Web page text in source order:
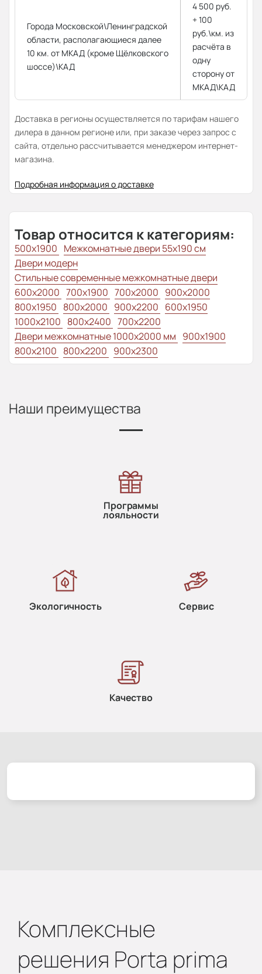
Города Московской\Ленинградской
области, располагающиеся далее
10 км. от МКАД (кроме Щёлковского
шоссе)\КАД
4 500 руб.
+ 100
руб.\км. из
расчёта в
одну
сторону от
МКАД\КАД
Доставка в регионы осуществляется по тарифам нашего
дилера в данном регионе или, при заказе через запрос с
сайта, отдельно рассчитывается менеджером интернет-
магазина.
Подробная информация о доставке
Товар относится к категориям:
500x1900 Межкомнатные двери 55х190 см
Двери модерн
Стильные современные межкомнатные двери
600x2000 700x1900 700x2000 900x2000
800х1950 800x2000 900x2200 600x1950
1000x2100 800x2400 700x2200
Двери межкомнатные 1000х2000 мм 900x1900
800x2100 800x2200 900x2300
Наши преимущества
Программы
лояльности
Экологичность Сервис
Качество
Комплексные
решения Porta prima